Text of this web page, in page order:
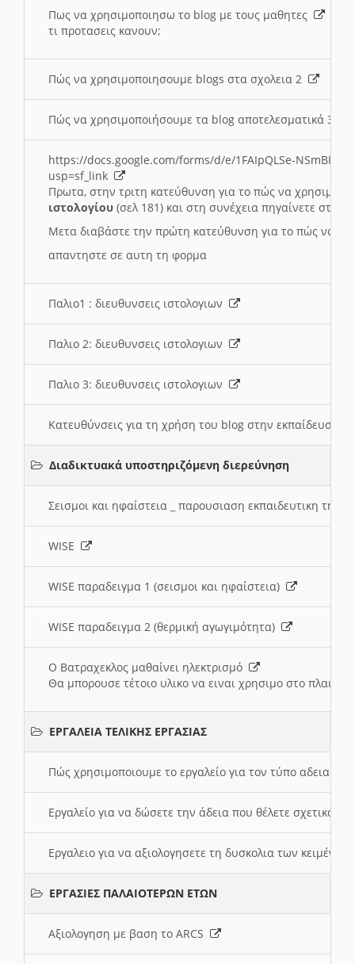
Πως να χρησιμοποιησω το blog με τους μαθητες
τι προτασεις κανουν;
Πώς να χρησιμοποιησουμε blogs στα σχολεια 2
Πώς να χρησιμοποιήσουμε τα blog αποτελεσματικά 3
https://docs.google.com/forms/d/e/1FAIpQLSe-NSmBI-
usp=sf_link
Πρωτα, στην τριτη κατεύθυνση για το πώς να
ιστολογίου (σελ 181) και στη συνέχεια πηγαίνετε στο
Μετα διαβάστε την πρώτη κατεύθυνση για το πώς να
απαντηστε σε αυτη τη φορμα
Παλιο1 : διευθυνσεις ιστολογιων
Παλιο 2: διευθυνσεις ιστολογιων
Παλιο 3: διευθυνσεις ιστολογιων
Κατευθύνσεις για τη χρήση του blog στην εκπαίδευση
Διαδικτυακά υποστηριζόμενη διερεύνηση
Σεισμοι και ηφαίστεια _ παρουσιαση εκπαιδευτικη
WISE
WISE παραδειγμα 1 (σεισμοι και ηφαίστεια)
WISE παραδειγμα 2 (θερμική αγωγιμότητα)
Ο Βατραχεκλος μαθαίνει ηλεκτρισμό
Θα μπορουσε τέτοιο υλικο να ειναι χρησιμο στο
ΕΡΓΑΛΕΙΑ ΤΕΛΙΚΗΣ ΕΡΓΑΣΙΑΣ
Πώς χρησιμοποιουμε το εργαλείο για τον τύπο αδειας
Εργαλείο για να δώσετε την άδεια που θέλετε σχετικά
Εργαλειο για να αξιολογησετε τη δυσκολια των
ΕΡΓΑΣΙΕΣ ΠΑΛΑΙΟΤΕΡΩΝ ΕΤΩΝ
Αξιολογηση με βαση το ARCS